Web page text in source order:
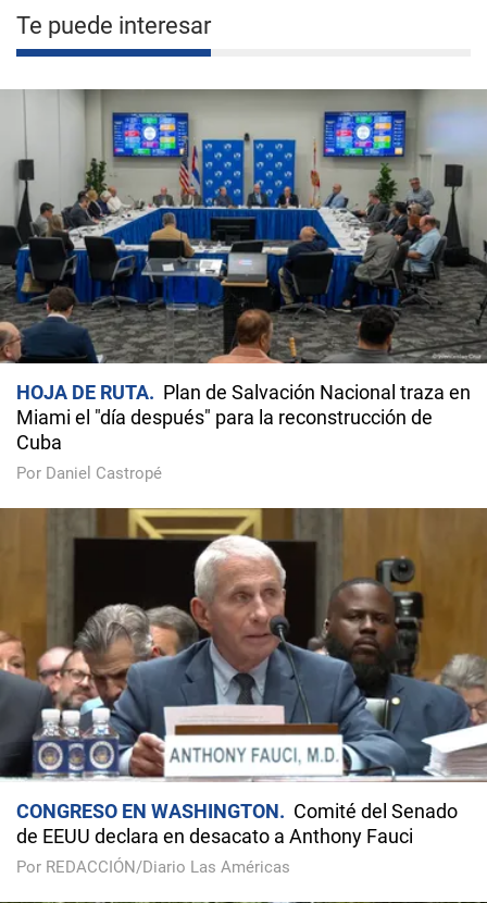
Te puede interesar
HOJA DE RUTA
Plan de Salvación Nacional traza en
Miami el "día después" para la reconstrucción de
Cuba
Por Daniel Castropé
CONGRESO EN WASHINGTON
Comité del Senado
de EEUU declara en desacato a Anthony Fauci
Por REDACCIÓN/Diario Las Américas